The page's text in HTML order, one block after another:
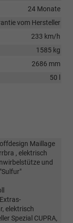
24 Monate
vom Hersteller
233 km/h
1585 kg
2686 mm
50 l
Maillage
, elektrisch
und
elektrisch
Spezial CUPRA,